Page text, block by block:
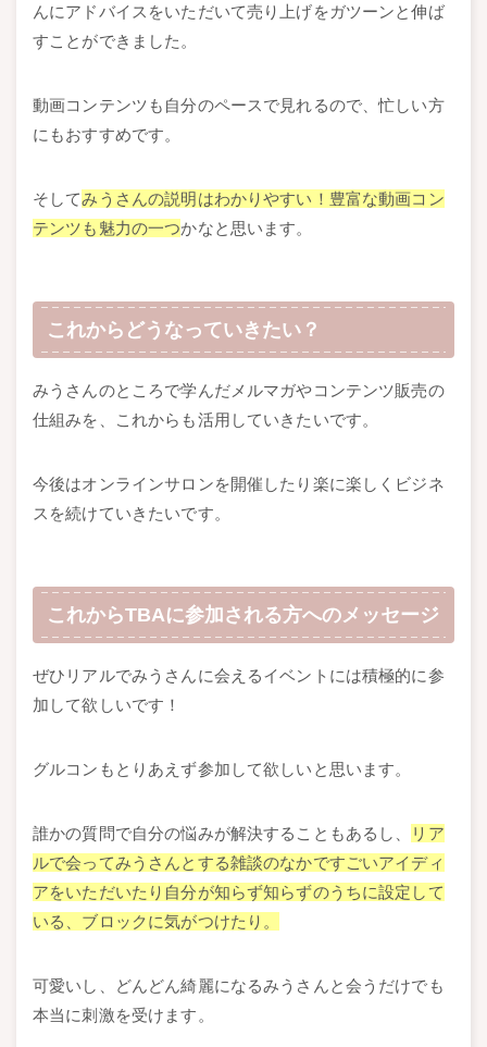
んにアドバイスをいただいて売り上げをガツーンと伸ば
すことができました。
動画コンテンツも自分のペースで見れるので、忙しい方
にもおすすめです。
そしてみうさんの説明はわかりやすい！豊富な動画コン
テンツも魅力の一つかなと思います。
これからどうなっていきたい？
みうさんのところで学んだメルマガやコンテンツ販売の
仕組みを、これからも活用していきたいです。
今後はオンラインサロンを開催したり楽に楽しくビジネ
スを続けていきたいです。
これからTBAに参加される方へのメッセージ
ぜひリアルでみうさんに会えるイベントには積極的に参
加して欲しいです！
グルコンもとりあえず参加して欲しいと思います。
誰かの質問で自分の悩みが解決することもあるし、
リア
ルで会ってみうさんとする雑談のなかですごいアイディ
アをいただいたり 自分が知らず知らずのうちに設定して
いる、ブロックに気がつけたり。
可愛いし、どんどん綺麗になるみうさんと会うだけでも
本当に刺激を受けます。